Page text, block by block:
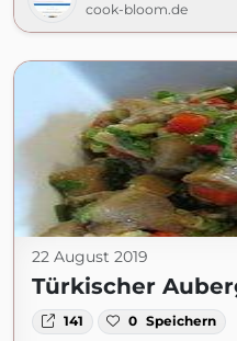
cook-bloom.de
22 August 2019
Türkischer
141 0 Speichern